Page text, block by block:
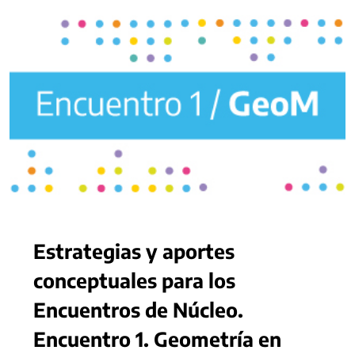
Estrategias y aportes
conceptuales para los
Encuentros de Núcleo.
Encuentro 1. Geometría en